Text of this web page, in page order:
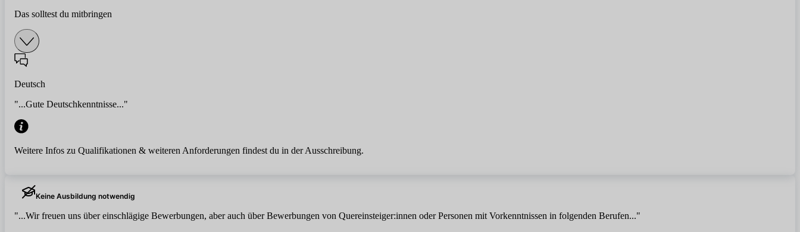
Das solltest du mitbringen
Deutsch
"...Gute Deutschkenntnisse..."
Weitere Infos zu Qualifikationen & weiteren Anforderungen findest du in der Ausschreibung.
Keine Ausbildung notwendig
"...Wir freuen uns über einschlägige Bewerbungen, aber auch über Bewerbungen von Quereinsteiger:innen oder Personen mit Vorkenntnissen in folgenden Berufen..."